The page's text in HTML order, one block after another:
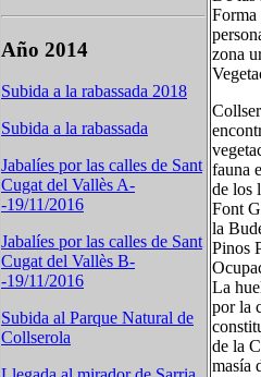
Año 2014
Subida a la rabassada 2018
Subida a la rabassada
Jabalíes por las calles de Sant
Cugat del Vallès A-
-19/11/2016
Jabalíes por las calles de Sant
Cugat del Vallès B-
-19/11/2016
Subida al Parque Natural de
Collserola
Forma
zona
fauna
de los
Font
la
Pinos
La
por la
de la
masía